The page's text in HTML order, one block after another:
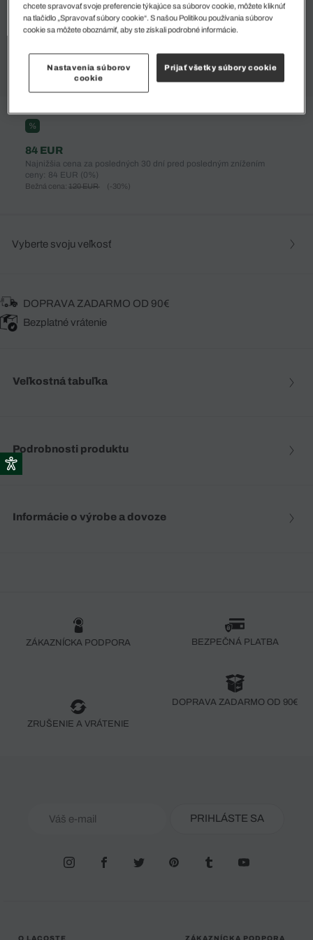
%
84 EUR
Najnižšia cena za posledných 30 dní pred posledným znížením
ceny: 84 EUR (0%)
Bežná cena: 120 EUR (-30%)
Vyberte svoju veľkosť
DOPRAVA ZADARMO OD 90€
Bezplatné vrátenie
Veľkostná tabuľka
Podrobnosti produktu
Informácie o výrobe a dovoze
ZÁKAZNÍCKA PODPORA BEZPEČNÁ PLATBA
ZRUŠENIE A VRÁTENIE
DOPRAVA ZADARMO OD 90€
PRIHLÁSTE SA
O LACOSTE ZÁKAZNÍCKA PODPORA
chcete spravovať svoje preferencie týkajúce sa súborov cookie, môžete kliknúť
na tlačidlo „Spravovať súbory cookie“. S našou Politikou používania súborov
cookie sa môžete oboznámiť, aby ste získali podrobné informácie.
Nastavenia súborov
cookie
Prijať všetky súbory cookie